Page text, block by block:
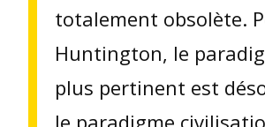
totalement obsolète.
Huntington, le
plus pertinent est
le paradigme